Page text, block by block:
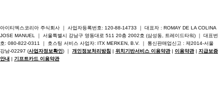
아이티엑스코리아 주식회사 ｜ 사업자등록번호: 120-88-14733 ｜ 대표자 : ROMAY DE LA COLINA
JOSE MANUEL ｜ 서울특별시 강남구 영동대로 511 20층 2002호 (삼성동, 트레이드타워) ｜ 대표번
호: 080-822-0311 ｜ 호스팅 서비스 사업자: ITX MERKEN, B.V. ｜ 통신판매업신고 : 제2014-서울
강남-02297 (사업자정보확인) ｜ 개인정보처리방침 | 위치기반서비스 이용약관 | 이용약관 | 지급보증
안내 | 기프트카드 이용약관